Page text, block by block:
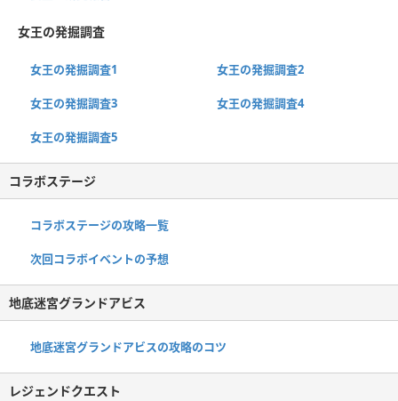
女王の発掘調査
女王の発掘調査1 女王の発掘調査2
女王の発掘調査3 女王の発掘調査4
女王の発掘調査5
コラボステージ
コラボステージの攻略一覧
次回コラボイベントの予想
地底迷宮グランドアビス
地底迷宮グランドアビスの攻略のコツ
レジェンドクエスト